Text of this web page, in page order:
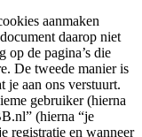
aanmaken
daarop niet
op de pagina’s die
De tweede manier is
aan ons verstuurt.
gebruiker (hierna
(hierna “je
registratie en wanneer